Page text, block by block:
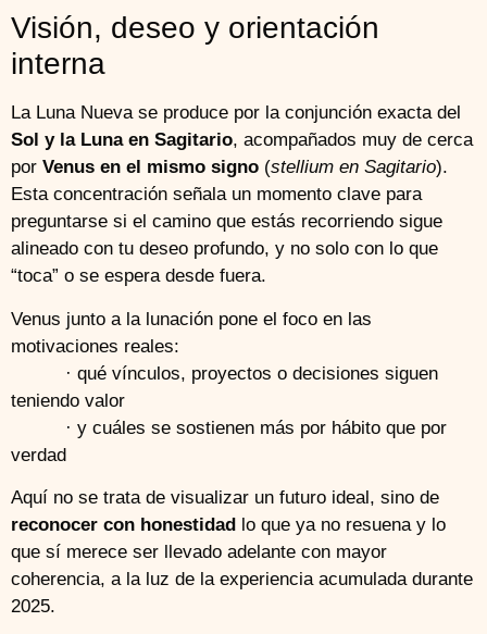
Visión, deseo y orientación
interna
La Luna Nueva se produce por la conjunción exacta del
Sol y la Luna en Sagitario, acompañados muy de cerca
por Venus en el mismo signo (stellium en Sagitario).
Esta concentración señala un momento clave para
preguntarse si el camino que estás recorriendo sigue
alineado con tu deseo profundo, y no solo con lo que
“toca” o se espera desde fuera.
Venus junto a la lunación pone el foco en las
motivaciones reales:
· qué vínculos, proyectos o decisiones siguen
teniendo valor
· y cuáles se sostienen más por hábito que por
verdad
Aquí no se trata de visualizar un futuro ideal, sino de
reconocer con honestidad lo que ya no resuena y lo
que sí merece ser llevado adelante con mayor
coherencia, a la luz de la experiencia acumulada durante
2025.